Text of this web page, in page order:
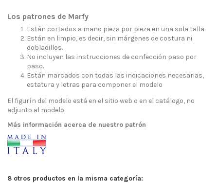
Los patrones de Marfy
Están cortados a mano pieza por pieza en una sola talla.
Están en limpio, es decir, sin márgenes de costura ni
dobladillos.
No incluyen las instrucciones de confección paso por
paso.
Están marcados con todas las indicaciones necesarias,
estatura y letras para componer el modelo
El figurín del modelo está en el sitio web o en el catálogo, no
adjunto al modelo.
Más información acerca de nuestro patrón
8 otros productos en la misma categoría: